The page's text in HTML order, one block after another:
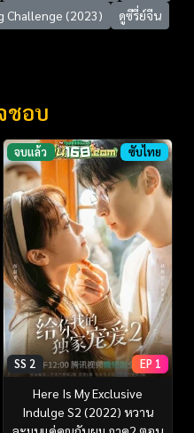
Challenge (2023)
ดูซีรี่ย์จีน
ชอบ
จบแล้ว ซับไทย
SS 2 EP 1
Here Is My Exclusive
Indulge S2 (2022) หวาน